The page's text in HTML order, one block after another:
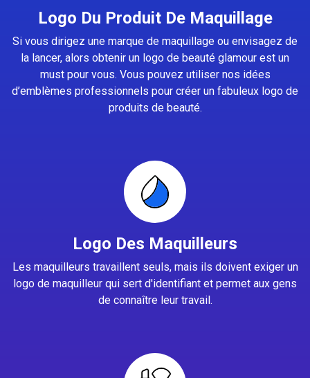
Logo Du Produit De Maquillage
Si vous dirigez une marque de maquillage ou envisagez de
la lancer, alors obtenir un logo de beauté glamour est un
must pour vous. Vous pouvez utiliser nos idées
d’emblèmes professionnels pour créer un fabuleux logo de
produits de beauté.
Logo Des Maquilleurs
Les maquilleurs travaillent seuls, mais ils doivent exiger un
logo de maquilleur qui sert d'identifiant et permet aux gens
de connaître leur travail.